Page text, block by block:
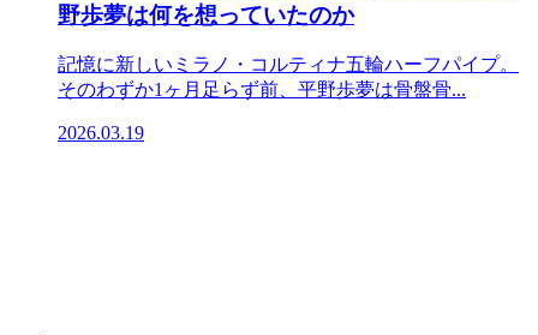
野歩夢は何を想っていたのか
記憶に新しいミラノ・コルティナ五輪ハーフパイプ。
そのわずか1ヶ月足らず前、平野歩夢は骨盤骨...
2026.03.19